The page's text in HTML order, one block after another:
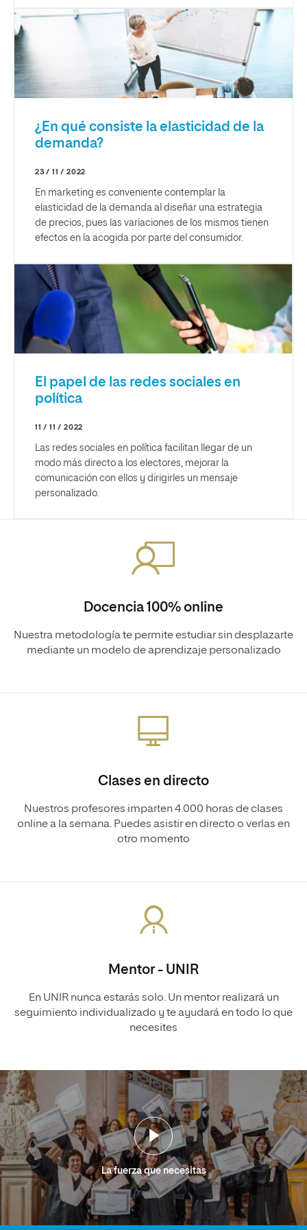
¿En qué consiste la elasticidad de la
demanda?
23 / 11 / 2022
En marketing es conveniente contemplar la
elasticidad de la demanda al diseñar una estrategia
de precios, pues las variaciones de los mismos tienen
efectos en la acogida por parte del consumidor.
El papel de las redes sociales en
política
11 / 11 / 2022
Las redes sociales en política facilitan llegar de un
modo más directo a los electores, mejorar la
comunicación con ellos y dirigirles un mensaje
personalizado.
Docencia 100% online
Nuestra metodología te permite estudiar sin desplazarte
mediante un modelo de aprendizaje personalizado
Clases en directo
Nuestros profesores imparten 4.000 horas de clases
online a la semana. Puedes asistir en directo o verlas en
otro momento
Mentor - UNIR
En UNIR nunca estarás solo. Un mentor realizará un
seguimiento individualizado y te ayudará en todo lo que
necesites
La fuerza que necesitas